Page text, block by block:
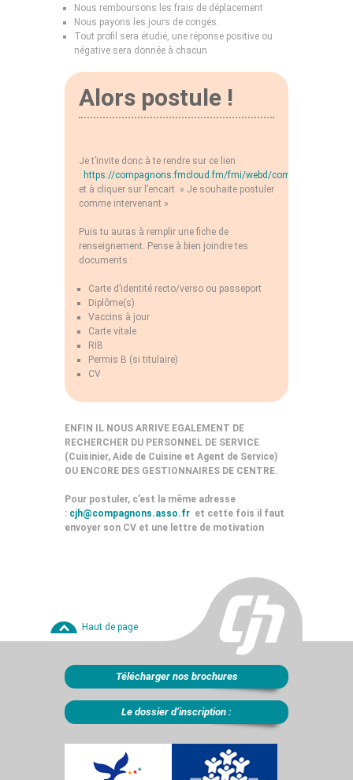
Nous remboursons les frais de déplacement
Nous payons les jours de congés.
Tout profil sera étudié, une réponse positive ou
négative sera donnée à chacun
Alors postule !
Je t’invite donc à te rendre sur ce lien
: https://compagnons.fmcloud.fm/fmi/webd/compagnons
et à cliquer sur l’encart » Je souhaite postuler
comme intervenant »
Puis tu auras à remplir une fiche de
renseignement. Pense à bien joindre tes
documents :
Carte d’identité recto/verso ou passeport
Diplôme(s)
Vaccins à jour
Carte vitale
RIB
Permis B (si titulaire)
CV
ENFIN IL NOUS ARRIVE EGALEMENT DE
RECHERCHER DU PERSONNEL DE SERVICE
(Cuisinier, Aide de Cuisine et Agent de Service)
OU ENCORE DES GESTIONNAIRES DE CENTRE.
Pour postuler, c’est la même adresse
: cjh@compagnons.asso.fr et cette fois il faut
envoyer son CV et une lettre de motivation
Haut de page
Télécharger nos brochures
Le dossier d’inscription :